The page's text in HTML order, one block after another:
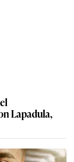
Lapadula,